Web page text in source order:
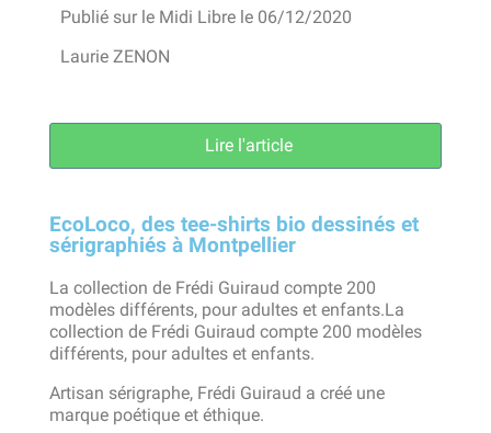
Publié sur le Midi Libre le 06/12/2020
Laurie ZENON
Lire l'article
EcoLoco, des tee-shirts bio dessinés et
sérigraphiés à Montpellier
La collection de Frédi Guiraud compte 200
modèles différents, pour adultes et enfants.La
collection de Frédi Guiraud compte 200 modèles
différents, pour adultes et enfants.
Artisan sérigraphe, Frédi Guiraud a créé une
marque poétique et éthique.